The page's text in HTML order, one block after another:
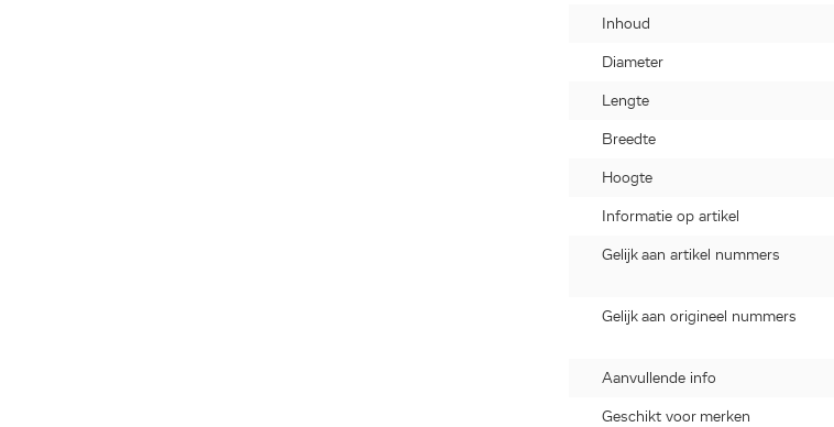
Inhoud
Diameter
Lengte
Breedte
Hoogte
Informatie op artikel
Gelijk aan artikel nummers
Gelijk aan origineel nummers
Aanvullende info
Geschikt voor merken